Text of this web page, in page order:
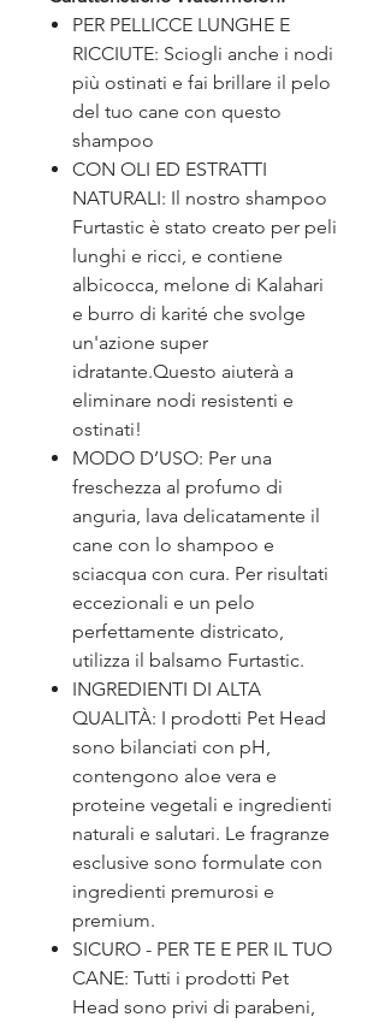
PER PELLICCE LUNGHE E
RICCIUTE: Sciogli anche i nodi
più ostinati e fai brillare il pelo
del tuo cane con questo
shampoo
CON OLI ED ESTRATTI
NATURALI: Il nostro shampoo
Furtastic è stato creato per peli
lunghi e ricci, e contiene
albicocca, melone di Kalahari
e burro di karité che svolge
un'azione super
idratante.Questo aiuterà a
eliminare nodi resistenti e
ostinati!
MODO D’USO: Per una
freschezza al profumo di
anguria, lava delicatamente il
cane con lo shampoo e
sciacqua con cura. Per risultati
eccezionali e un pelo
perfettamente districato,
utilizza il balsamo Furtastic.
INGREDIENTI DI ALTA
QUALITÀ: I prodotti Pet Head
sono bilanciati con pH,
contengono aloe vera e
proteine vegetali e ingredienti
naturali e salutari. Le fragranze
esclusive sono formulate con
ingredienti premurosi e
premium.
SICURO - PER TE E PER IL TUO
CANE: Tutti i prodotti Pet
Head sono privi di parabeni,